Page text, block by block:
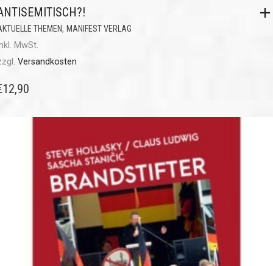
THEMEN, MANIFEST VERLAG
MwSt.
Versandkosten
12,90